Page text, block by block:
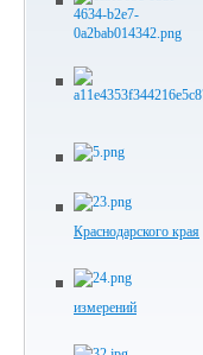
Краснодарского края
измерений